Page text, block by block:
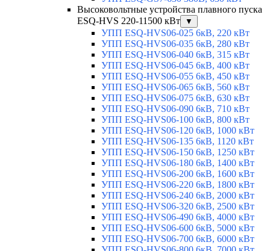
Высоковольтные устройства плавного пуска
ESQ-HVS 220-11500 кВт
▼
УПП ESQ-HVS06-025 6кВ, 220 кВт
УПП ESQ-HVS06-035 6кВ, 280 кВт
УПП ESQ-HVS06-040 6кВ, 315 кВт
УПП ESQ-HVS06-045 6кВ, 400 кВт
УПП ESQ-HVS06-055 6кВ, 450 кВт
УПП ESQ-HVS06-065 6кВ, 560 кВт
УПП ESQ-HVS06-075 6кВ, 630 кВт
УПП ESQ-HVS06-090 6кВ, 710 кВт
УПП ESQ-HVS06-100 6кВ, 800 кВт
УПП ESQ-HVS06-120 6кВ, 1000 кВт
УПП ESQ-HVS06-135 6кВ, 1120 кВт
УПП ESQ-HVS06-150 6кВ, 1250 кВт
УПП ESQ-HVS06-180 6кВ, 1400 кВт
УПП ESQ-HVS06-200 6кВ, 1600 кВт
УПП ESQ-HVS06-220 6кВ, 1800 кВт
УПП ESQ-HVS06-240 6кВ, 2000 кВт
УПП ESQ-HVS06-320 6кВ, 2500 кВт
УПП ESQ-HVS06-490 6кВ, 4000 кВт
УПП ESQ-HVS06-600 6кВ, 5000 кВт
УПП ESQ-HVS06-700 6кВ, 6000 кВт